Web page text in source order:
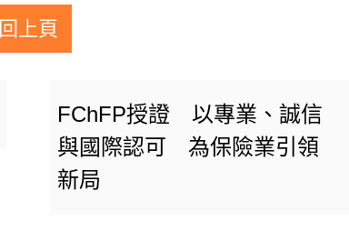
回上頁
FChFP授證 以專業、誠信
與國際認可 為保險業引領
新局